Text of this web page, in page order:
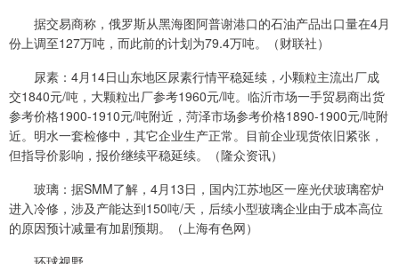
据交易商称，俄罗斯从黑海图阿普谢港口的石油产品出口量在4月
份上调至127万吨，而此前的计划为79.4万吨。（财联社）
尿素：4月14日山东地区尿素行情平稳延续，小颗粒主流出厂成
交1840元/吨，大颗粒出厂参考1960元/吨。临沂市场一手贸易商出货
参考价格1900-1910元/吨附近，菏泽市场参考价格1890-1900元/吨附
近。明水一套检修中，其它企业生产正常。目前企业现货依旧紧张，
但指导价影响，报价继续平稳延续。（隆众资讯）
玻璃：据SMM了解，4月13日，国内江苏地区一座光伏玻璃窑炉
进入冷修，涉及产能达到150吨/天，后续小型玻璃企业由于成本高位
的原因预计减量有加剧预期。（上海有色网）